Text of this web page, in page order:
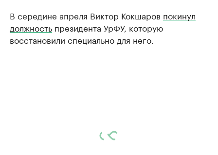
В середине апреля Виктор Кокшаров покинул
должность президента УрФУ, которую
восстановили специально для него.